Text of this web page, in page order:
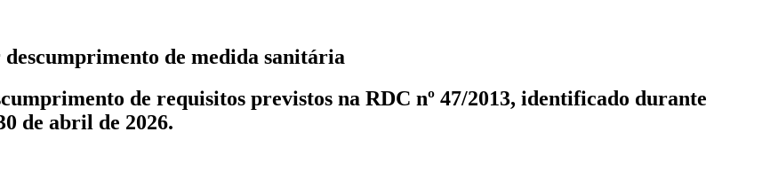
descumprimento de medida sanitária
de requisitos previstos na RDC nº 47/2013, identificado durante
de abril de 2026.